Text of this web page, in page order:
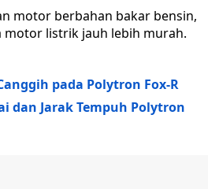
motor berbahan bakar bensin,
motor listrik jauh lebih murah.
pada Polytron Fox-R
dan Jarak Tempuh Polytron